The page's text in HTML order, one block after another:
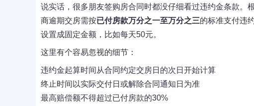
说实话，很多朋友签购房合同时都没仔细看过违约金条款。
商逾期交房需按已付房款万分之一至万分之三的标准支付违
设置成固定金额，比如每天50元。
这里有个容易忽视的细节：
违约金起算时间从合同约定交房日的次日开始计算
终止时间以实际交付日或解除合同通知日为准
最高赔偿额不得超过已付房款的30%